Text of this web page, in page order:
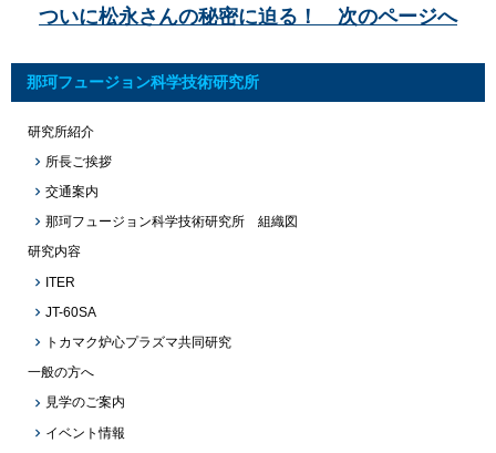
ついに松永さんの秘密に迫る！ 次のページへ
那珂フュージョン科学技術研究所
研究所紹介
所長ご挨拶
交通案内
那珂フュージョン科学技術研究所 組織図
研究内容
ITER
JT-60SA
トカマク炉心プラズマ共同研究
一般の方へ
見学のご案内
イベント情報